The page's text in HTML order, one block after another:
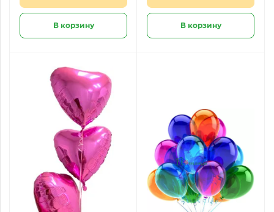
В корзину В корзину